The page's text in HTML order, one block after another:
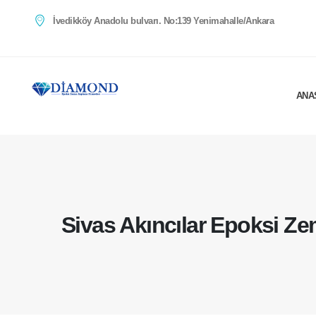
İvedikköy Anadolu bulvarı. No:139 Yenimahalle/Ankara
Sivas Akıncılar Epoksi